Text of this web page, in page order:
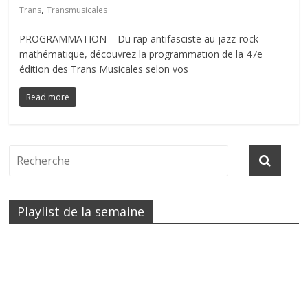
Trans,Transmusicales
PROGRAMMATION – Du rap antifasciste au jazz-rock
mathématique, découvrez la programmation de la 47e
édition des Trans Musicales selon vos
Read more
Playlist de la semaine